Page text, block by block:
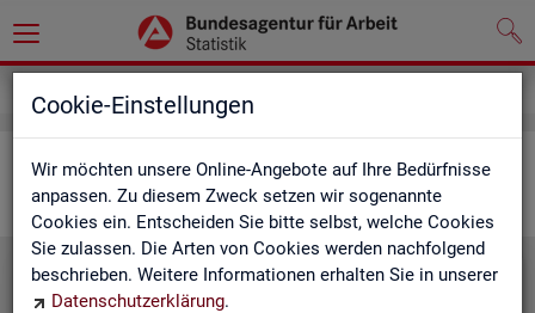
Cookie-Einstellungen
Wir möchten unsere Online-Angebote auf Ihre Bedürfnisse
anpassen. Zu diesem Zweck setzen wir sogenannte
Cookies ein. Entscheiden Sie bitte selbst, welche Cookies
Sie zulassen. Die Arten von Cookies werden nachfolgend
beschrieben. Weitere Informationen erhalten Sie in unserer
Datenschutzerklärung.
Ar­beits­markt im Über­blick
Eck­wer­te Ar­beits­markt